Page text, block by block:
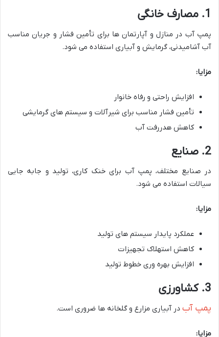
1. مصارف خانگی
پمپ آب در منازل و آپارتمان ها برای تأمین فشار و جریان مناسب
آب آشامیدنی، گرمایش و آبیاری استفاده می شود.
مزایا:
افزایش راحتی و رفاه خانوار
تأمین فشار مناسب برای شیرآلات و سیستم های گرمایشی
کاهش هدررفت آب
2. صنایع
در صنایع مختلف، پمپ آب برای خنک کاری، تولید و جابه جایی
سیالات استفاده می شود.
مزایا:
عملکرد پایدار سیستم های تولید
کاهش استهلاک تجهیزات
افزایش بهره وری خطوط تولید
3. کشاورزی
پمپ آب در آبیاری مزارع و گلخانه ها ضروری است.
مزایا: